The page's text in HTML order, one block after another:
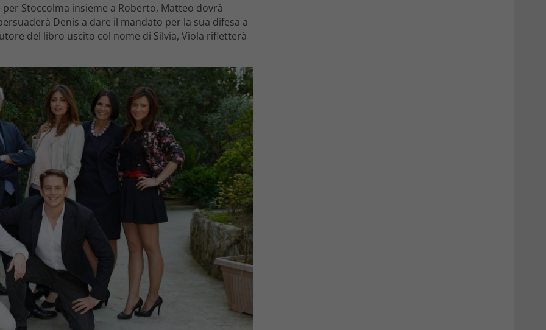
Stoccolma insieme a Roberto, Matteo dovrà
Denis a dare il mandato per la sua difesa a
del libro uscito col nome di Silvia, Viola rifletterà